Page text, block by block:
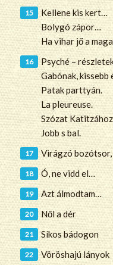
Kellene kis kert…
Bolygó zápor…
Ha vihar jő a
Psyché –
Gabónak, kissebb
Patak parttyán.
La pleureuse.
Szózat
Jobb s bal.
Virágzó bozótsor,
Ó, ne vidd el…
Azt álmodtam…
Nől a dér
Síkos bádogon
Vöröshajú lányok